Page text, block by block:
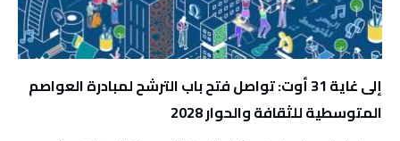
إلى غاية 31 أوت: تواصل فتح باب الترشح لمبادرة العواصم
المتوسطية للثقافة والحوار 2028